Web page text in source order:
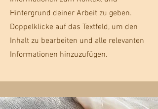
Hintergrund deiner Arbeit zu geben.
Doppelklicke auf das Textfeld, um den
Inhalt zu bearbeiten und alle relevanten
Informationen hinzuzufügen.